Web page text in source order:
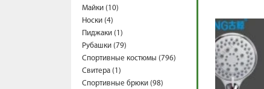
Майки (10)
Носки (4)
Пиджаки (1)
Рубашки (79)
Спортивные костюмы (796)
Свитера (1)
Спортивные брюки (98)